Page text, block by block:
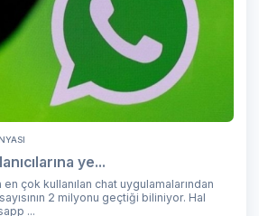
ye...
çok kullanılan chat uygulamalarından
sayısının 2 milyonu geçtiği biliniyor. Hal
...